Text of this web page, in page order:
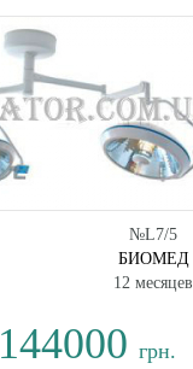
№L7/5
БИОМЕД
12 месяцев
144000 грн.